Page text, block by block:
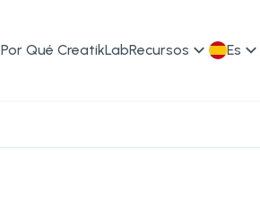
Por Qué CreatikLabRecursos Es